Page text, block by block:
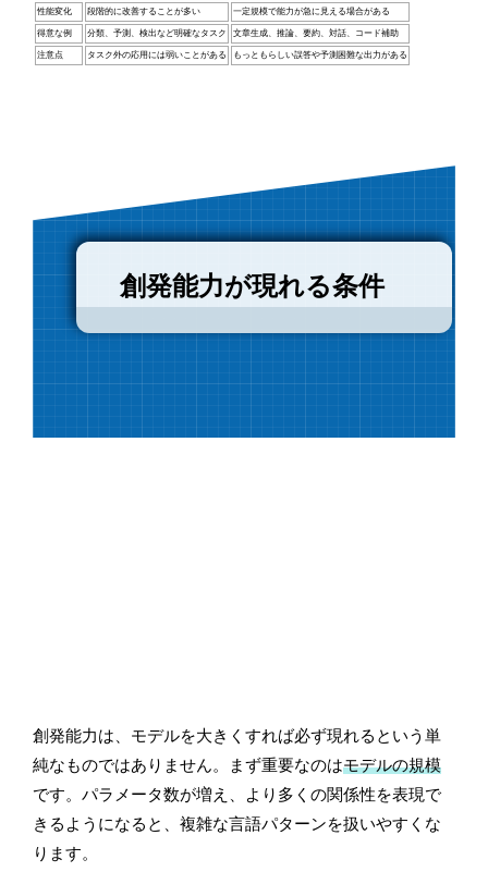
性能変化 段階的に改善することが多い 一定規模で能力が急に見える場合がある
得意な例 分類、予測、検出など明確なタスク 文章生成、推論、要約、対話、コード補助
注意点 タスク外の応用には弱いことがある もっともらしい誤答や予測困難な出力がある
創発能力が現れる条件
創発能力は、モデルを大きくすれば必ず現れるという単
純なものではありません。まず重要なのはモデルの規模
です。パラメータ数が増え、より多くの関係性を表現で
きるようになると、複雑な言語パターンを扱いやすくな
ります。